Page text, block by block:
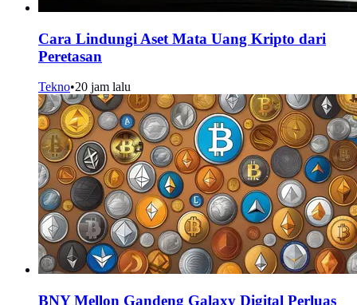
Cara Lindungi Aset Mata Uang Kripto dari
Peretasan
Tekno•20 jam lalu
BNY Mellon Gandeng Galaxy Digital Perluas